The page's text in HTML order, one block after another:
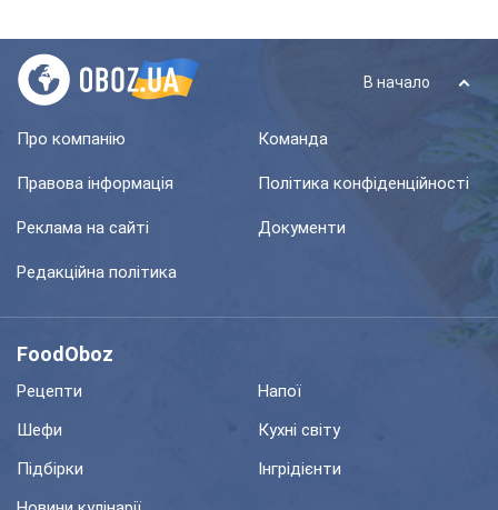
В начало
Про компанію Команда
Правова інформація Політика конфіденційності
Реклама на сайті Документи
Редакційна політика
FoodOboz
Рецепти
Напої
Шефи
Кухні світу
Підбірки
Інгрідієнти